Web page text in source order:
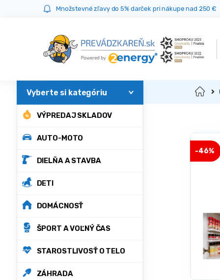
Množstevné zľavy do 5% darček pri nákupe nad 250 €
VÝPREDAJ SKLADOV
AUTO-MOTO
DIELŇA A STAVBA
DETI
DOMÁCNOSŤ
ŠPORT A VOĽNÝ ČAS
STAROSTLIVOSŤ O TELO
ZÁHRADA
Domov
-46%